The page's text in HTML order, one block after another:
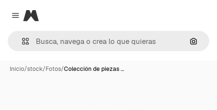
Close menu
Magnific
Inicio/stock/Fotos/Colección de piezas …